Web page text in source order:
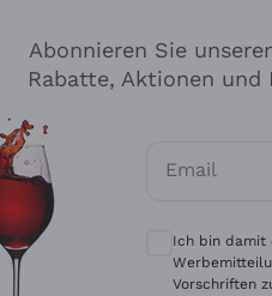
Tenuta San
Alessandra
Abonnieren Sie
Rabatte, Aktionen
Email
Optionale
Ich bin damit
Vorschriften